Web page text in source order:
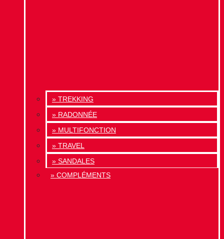
» TREKKING
» RADONNÉE
» MULTIFONCTION
» TRAVEL
» SANDALES
» COMPLÉMENTS